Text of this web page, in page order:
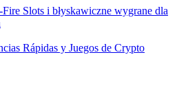
Slots i błyskawiczne wygrane dla
Rápidas y Juegos de Crypto